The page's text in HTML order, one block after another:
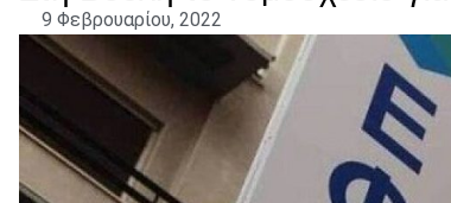
9 Φεβρουαρίου, 2022